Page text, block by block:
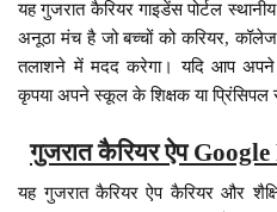
यह गुजरात कैरियर गाइडेंस पोर्टल
अनूठा मंच है जो बच्चों को करियर, कॉलेज,
तलाशने में मदद करेगा। यदि आप अपने
कृपया अपने स्कूल के शिक्षक या
गुजरात कैरियर ऐप
यह गुजरात कैरियर ऐप कैरियर और